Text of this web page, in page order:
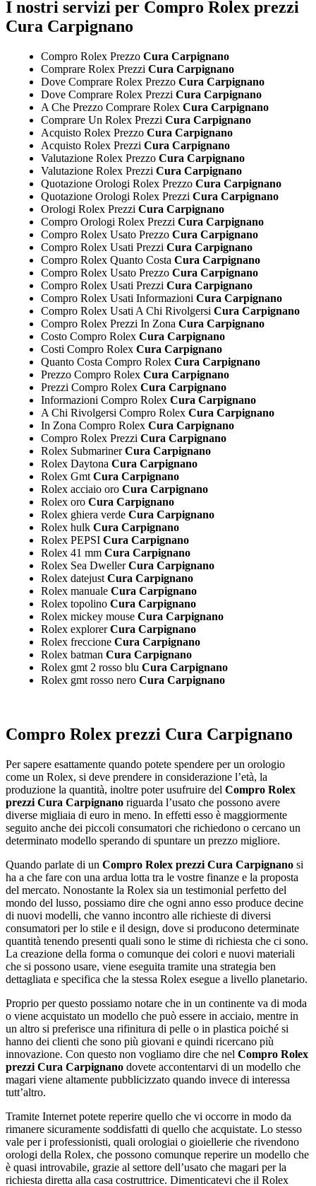
I nostri servizi per Compro Rolex prezzi
Cura Carpignano
Compro Rolex Prezzo Cura Carpignano
Comprare Rolex Prezzi Cura Carpignano
Dove Comprare Rolex Prezzo Cura Carpignano
Dove Comprare Rolex Prezzi Cura Carpignano
A Che Prezzo Comprare Rolex Cura Carpignano
Comprare Un Rolex Prezzi Cura Carpignano
Acquisto Rolex Prezzo Cura Carpignano
Acquisto Rolex Prezzi Cura Carpignano
Valutazione Rolex Prezzo Cura Carpignano
Valutazione Rolex Prezzi Cura Carpignano
Quotazione Orologi Rolex Prezzo Cura Carpignano
Quotazione Orologi Rolex Prezzi Cura Carpignano
Orologi Rolex Prezzi Cura Carpignano
Compro Orologi Rolex Prezzi Cura Carpignano
Compro Rolex Usato Prezzo Cura Carpignano
Compro Rolex Usati Prezzi Cura Carpignano
Compro Rolex Quanto Costa Cura Carpignano
Compro Rolex Usato Prezzo Cura Carpignano
Compro Rolex Usati Prezzi Cura Carpignano
Compro Rolex Usati Informazioni Cura Carpignano
Compro Rolex Usati A Chi Rivolgersi Cura Carpignano
Compro Rolex Prezzi In Zona Cura Carpignano
Costo Compro Rolex Cura Carpignano
Costi Compro Rolex Cura Carpignano
Quanto Costa Compro Rolex Cura Carpignano
Prezzo Compro Rolex Cura Carpignano
Prezzi Compro Rolex Cura Carpignano
Informazioni Compro Rolex Cura Carpignano
A Chi Rivolgersi Compro Rolex Cura Carpignano
In Zona Compro Rolex Cura Carpignano
Compro Rolex Prezzi Cura Carpignano
Rolex SubmarinerCura Carpignano
Rolex Daytona Cura Carpignano
Rolex Gmt Cura Carpignano
Rolex acciaio oro Cura Carpignano
Rolex oro Cura Carpignano
Rolex ghiera verde Cura Carpignano
Rolex hulk Cura Carpignano
Rolex PEPSI Cura Carpignano
Rolex 41 mm Cura Carpignano
Rolex Sea DwellerCura Carpignano
Rolex datejust Cura Carpignano
Rolex manuale Cura Carpignano
Rolex topolino Cura Carpignano
Rolex mickey mouse Cura Carpignano
Rolex explorerCura Carpignano
Rolex freccione Cura Carpignano
Rolex batman Cura Carpignano
Rolex gmt 2 rosso blu Cura Carpignano
Rolex gmt rosso nero Cura Carpignano
Compro Rolex prezzi Cura Carpignano
Per sapere esattamente quando potete spendere per un orologio
come un Rolex, si deve prendere in considerazione l’età, la
produzione la quantità, inoltre poter usufruire del Compro Rolex
prezzi Cura Carpignano riguarda l’usato che possono avere
diverse migliaia di euro in meno. In effetti esso è maggiormente
seguito anche dei piccoli consumatori che richiedono o cercano un
determinato modello sperando di spuntare un prezzo migliore.
Quando parlate di un Compro Rolex prezzi Cura Carpignano si
ha a che fare con una ardua lotta tra le vostre finanze e la proposta
del mercato. Nonostante la Rolex sia un testimonial perfetto del
mondo del lusso, possiamo dire che ogni anno esso produce decine
di nuovi modelli, che vanno incontro alle richieste di diversi
consumatori per lo stile e il design, dove si producono determinate
quantità tenendo presenti quali sono le stime di richiesta che ci sono.
La creazione della forma o comunque dei colori e nuovi materiali
che si possono usare, viene eseguita tramite una strategia ben
dettagliata e specifica che la stessa Rolex esegue a livello planetario.
Proprio per questo possiamo notare che in un continente va di moda
o viene acquistato un modello che può essere in acciaio, mentre in
un altro si preferisce una rifinitura di pelle o in plastica poiché si
hanno dei clienti che sono più giovani e quindi ricercano più
innovazione. Con questo non vogliamo dire che nel Compro Rolex
prezzi Cura Carpignano dovete accontentarvi di un modello che
magari viene altamente pubblicizzato quando invece di interessa
tutt’altro.
Tramite Internet potete reperire quello che vi occorre in modo da
rimanere sicuramente soddisfatti di quello che acquistate. Lo stesso
vale per i professionisti, quali orologiai o gioiellerie che rivendono
orologi della Rolex, che possono comunque reperire un modello che
è quasi introvabile, grazie al settore dell’usato che magari per la
richiesta diretta alla casa costruttrice. Dimenticatevi che il Rolex